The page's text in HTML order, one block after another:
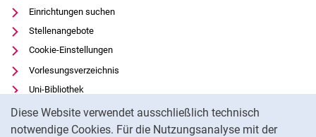
Diese Website verwendet ausschließlich technisch
notwendige Cookies. Für die Nutzungsanalyse mit der
Einrichtungen suchen
Stellenangebote
Cookie-Einstellungen
Vorlesungsverzeichnis
Uni-Bibliothek
Moodle
Panopto